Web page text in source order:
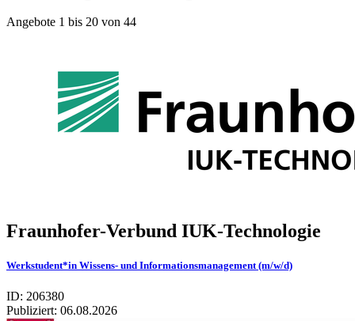
Angebote 1 bis 20 von 44
Fraunhofer-Verbund IUK-Technologie
Werkstudent*in Wissens- und Informationsmanagement (m/w/d)
ID: 206380
Publiziert: 06.08.2026